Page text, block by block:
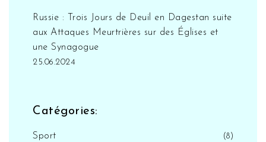
Russie : Trois Jours de Deuil en Dagestan suite
aux Attaques Meurtrières sur des Églises et
une Synagogue
25.06.2024
Catégories:
Sport (8)